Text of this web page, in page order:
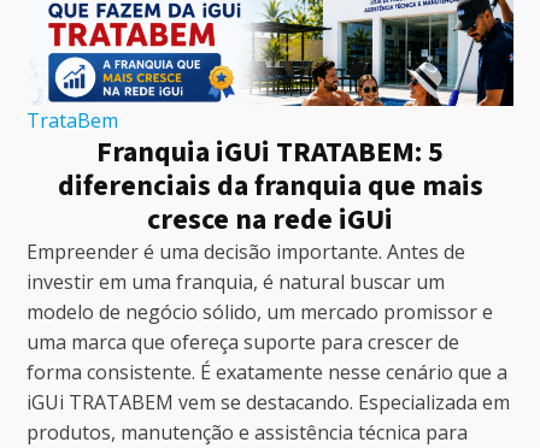
TrataBem
Franquia iGUi TRATABEM: 5
diferenciais da franquia que mais
cresce na rede iGUi
Empreender é uma decisão importante. Antes de
investir em uma franquia, é natural buscar um
modelo de negócio sólido, um mercado promissor e
uma marca que ofereça suporte para crescer de
forma consistente. É exatamente nesse cenário que a
iGUi TRATABEM vem se destacando. Especializada em
produtos, manutenção e assistência técnica para